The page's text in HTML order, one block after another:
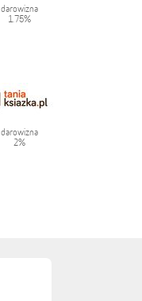
darowizna
1.75%
darowizna
2%